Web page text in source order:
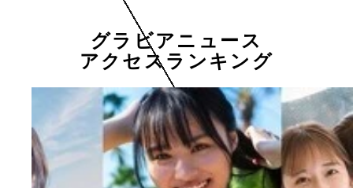
グラビアニュース
アクセスランキング